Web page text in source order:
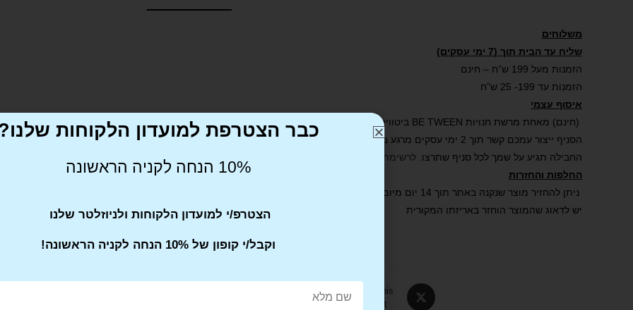
משלוחים
שליח עד הבית תוך (7 ימי עסקים)
הזמנות מעל 199 ש”ח – חינם
הזמנות עד 199- 25 ש”ח
איסוף עצמי
(חינם) מאחת מרשת חנויות BE TWEEN ביטווין .
הסניף ייצור עמכם קשר תוך 2 ימי עסקים מרגע ביצוע ההזמנה באתר ואישורה.
החבילה תגיע על שמך לכל סניף שתרצו. לרשימת הסניפים שלנו
החלפות והחזרות
ניתן להחזיר מוצר שנקנה באתר תוך 14 יום מיום קבלת הפריט.
יש לדאוג שהמוצר הוחזר באריזתו המקורית
Tweet This
Product
כבר הצטרפת למועדון הלקוחות
10% הנחה לקניה הראשונה
הצטרפ/י למועדון הלקוחות ולניוזלטר שלנו
וקבל/י קופון של 10% הנחה לקניה הראשונה!